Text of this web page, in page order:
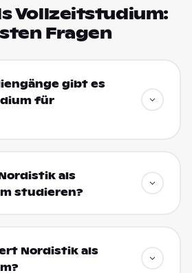
Vollzeitstudium:
Fragen
gibt es
für
als
studieren?
Nordistik als